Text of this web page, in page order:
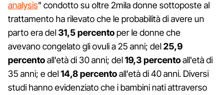
analysis" condotto su oltre 2mila donne sottoposte al
trattamento ha rilevato che le probabilità di avere un
parto era del31,5 percento per le donne che
avevano congelato gli ovuli a 25 anni; del25,9
percentoall'età di 30 anni; del19,3 percentoall'età di
35 anni; e del14,8 percentoall'età di 40 anni. Diversi
studi hanno evidenziato che i bambini nati attraverso